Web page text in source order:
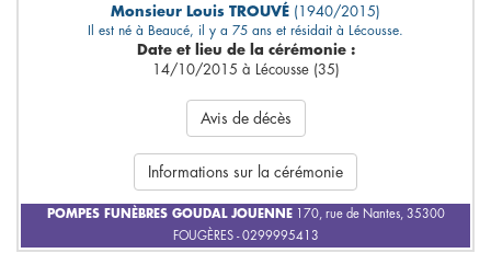
Monsieur Louis TROUVÉ (1940/2015)
Il est né à Beaucé, il y a 75 ans et résidait à Lécousse.
Date et lieu de la cérémonie :
14/10/2015 à Lécousse (35)
Avis de décès
Informations sur la cérémonie
POMPES FUNÈBRES GOUDAL JOUENNE170, rue de Nantes, 35300
FOUGÈRES - 0299995413